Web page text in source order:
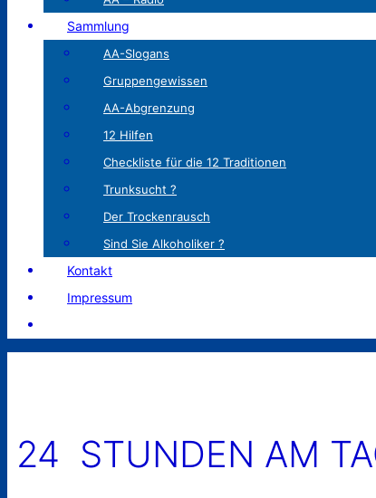
Sammlung
AA-Slogans
Gruppengewissen
AA-Abgrenzung
12 Hilfen
Checkliste für die 12 Traditionen
Trunksucht ?
Der Trockenrausch
Sind Sie Alkoholiker ?
Kontakt
Impressum
24 STUNDEN AM